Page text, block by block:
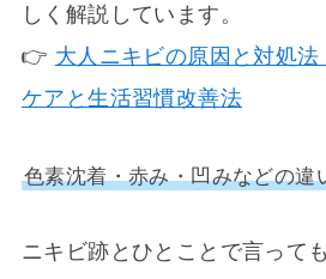
しく解説しています。
👉 大人ニキビの原因と対処
ケアと生活習慣改善法
色素沈着・赤み・凹みなどの違
ニキビ跡とひとことで言って